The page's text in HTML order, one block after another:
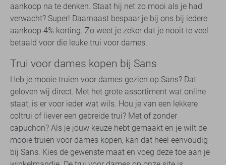
aankoop na te denken. Staat hij net zo mooi als je had
verwacht? Super! Daarnaast bespaar je bij ons bij iedere
aankoop 4% korting. Zo weet je zeker dat je nooit te veel
betaald voor die leuke trui voor dames.
Trui voor dames kopen bij Sans
Heb je mooie truien voor dames gezien op Sans? Dat
geloven wij direct. Met het grote assortiment wat online
staat, is er voor ieder wat wils. Hou je van een lekkere
coltrui of liever een gebreide trui? Met of zonder
capuchon? Als je jouw keuze hebt gemaakt en je wilt de
mooie truien voor dames kopen, kan dat heel eenvoudig
bij Sans. Kies de gewenste maat en voeg deze toe aan je